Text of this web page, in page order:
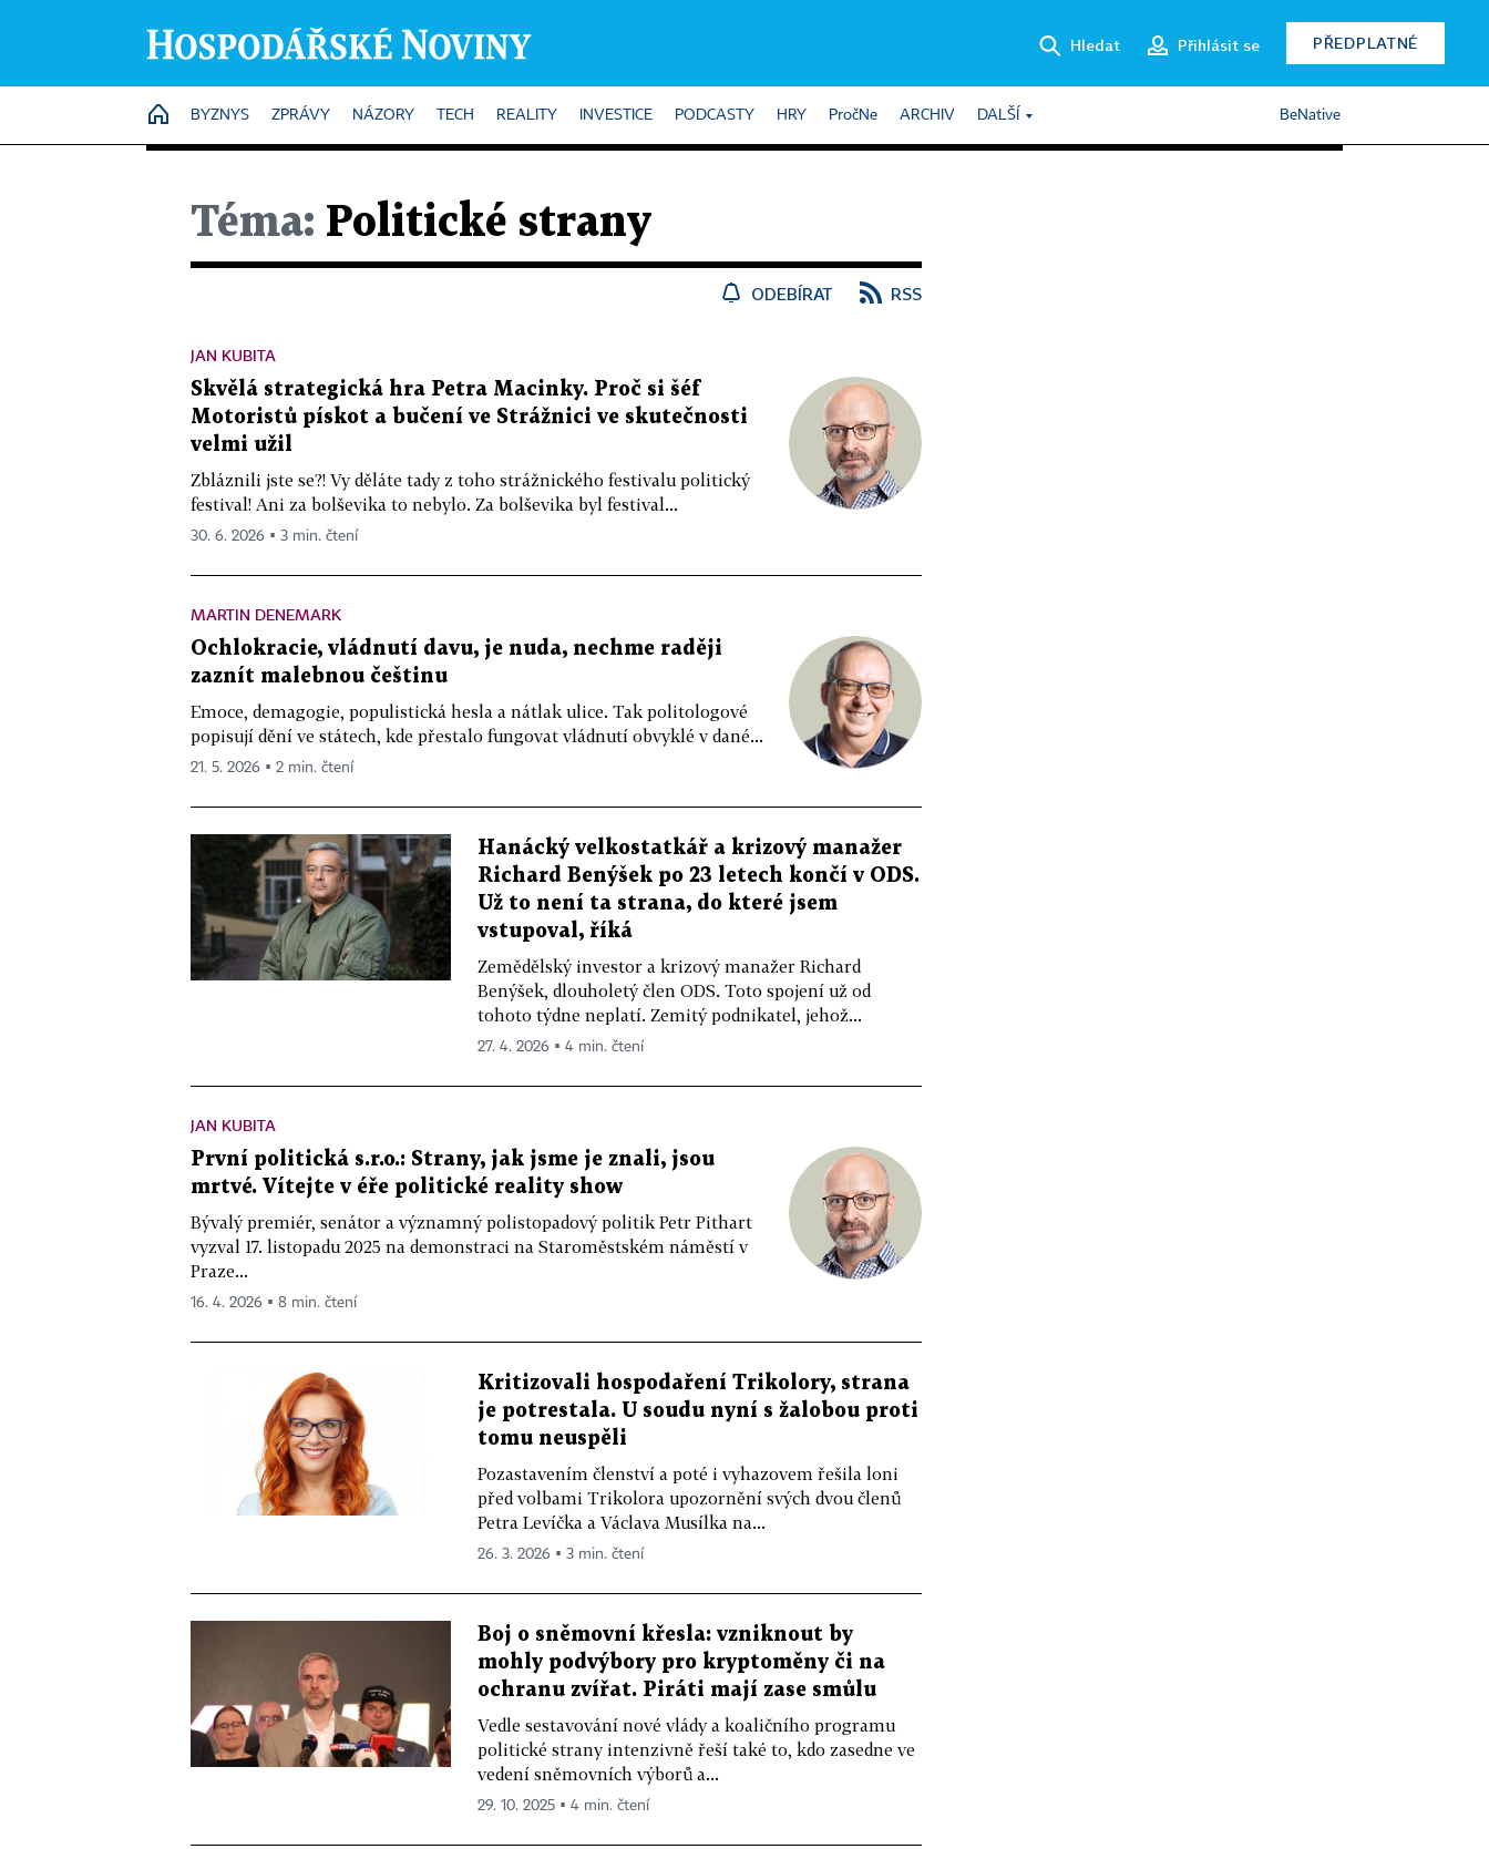
Hledat Přihlásit se PŘEDPLATNÉ
HOME
BYZNYS ZPRÁVY NÁZORY TECH REALITY INVESTICE PODCASTY HRY PročNe ARCHIV DALŠÍ BeNative
Téma: Politické strany
ODEBÍRAT RSS
JAN KUBITA
Skvělá strategická hra Petra Macinky. Proč si šéf
Motoristů pískot a bučení ve Strážnici ve skutečnosti
velmi užil
Zbláznili jste se?! Vy děláte tady z toho strážnického festivalu politický
festival! Ani za bolševika to nebylo. Za bolševika byl festival...
30. 6. 2026 ▪ 3 min. čtení
MARTIN DENEMARK
Ochlokracie, vládnutí davu, je nuda, nechme raději
zaznít malebnou češtinu
Emoce, demagogie, populistická hesla a nátlak ulice. Tak politologové
popisují dění ve státech, kde přestalo fungovat vládnutí obvyklé v dané...
21. 5. 2026 ▪ 2 min. čtení
Hanácký velkostatkář a krizový manažer
Richard Benýšek po 23 letech končí v ODS.
Už to není ta strana, do které jsem
vstupoval, říká
Zemědělský investor a krizový manažer Richard
Benýšek, dlouholetý člen ODS. Toto spojení už od
tohoto týdne neplatí. Zemitý podnikatel, jehož...
27. 4. 2026 ▪ 4 min. čtení
JAN KUBITA
První politická s.r.o.: Strany, jak jsme je znali, jsou
mrtvé. Vítejte v éře politické reality show
Bývalý premiér, senátor a významný polistopadový politik Petr Pithart
vyzval 17. listopadu 2025 na demonstraci na Staroměstském náměstí v
Praze...
16. 4. 2026 ▪ 8 min. čtení
Kritizovali hospodaření Trikolory, strana
je potrestala. U soudu nyní s žalobou proti
tomu neuspěli
Pozastavením členství a poté i vyhazovem řešila loni
před volbami Trikolora upozornění svých dvou členů
Petra Levíčka a Václava Musílka na...
26. 3. 2026 ▪ 3 min. čtení
Boj o sněmovní křesla: vzniknout by
mohly podvýbory pro kryptoměny či na
ochranu zvířat. Piráti mají zase smůlu
Vedle sestavování nové vlády a koaličního programu
politické strany intenzivně řeší také to, kdo zasedne ve
vedení sněmovních výborů a...
29. 10. 2025 ▪ 4 min. čtení